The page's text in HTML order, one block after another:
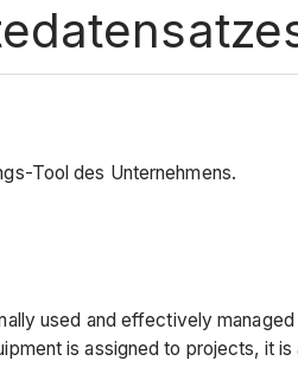
Tool des Unternehmens.
used and effectively
is assigned to projects, it